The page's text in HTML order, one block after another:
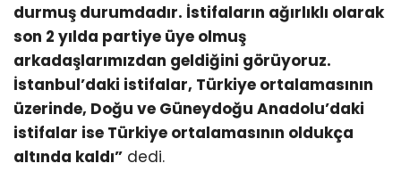
durmuş durumdadır. İstifaların ağırlıklı olarak
son 2 yılda partiye üye olmuş
arkadaşlarımızdan geldiğini görüyoruz.
İstanbul’daki istifalar, Türkiye ortalamasının
üzerinde, Doğu ve Güneydoğu Anadolu’daki
istifalar ise Türkiye ortalamasının oldukça
altında kaldı” dedi.